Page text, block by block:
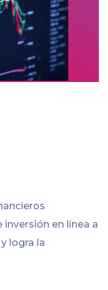
en línea a
logra la